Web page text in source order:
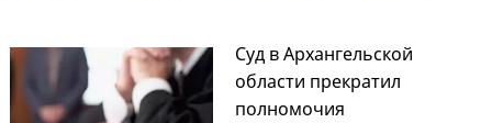
Суд в Архангельской
области прекратил
полномочия